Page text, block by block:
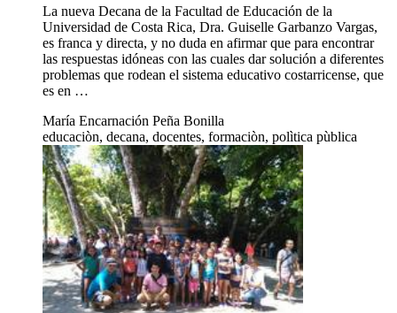
La nueva Decana de la Facultad de Educación de la
Universidad de Costa Rica, Dra. Guiselle Garbanzo Vargas,
es franca y directa, y no duda en afirmar que para encontrar
las respuestas idóneas con las cuales dar solución a diferentes
problemas que rodean el sistema educativo costarricense, que
es en …
María Encarnación Peña Bonilla
educaciòn, decana, docentes, formaciòn, polìtica pùblica